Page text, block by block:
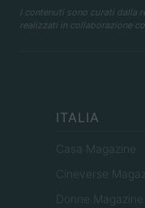
I contenuti sono curati dalla
realizzati in collaborazione
ITALIA
Casa Magazine
Cineverse
Donne Magazine